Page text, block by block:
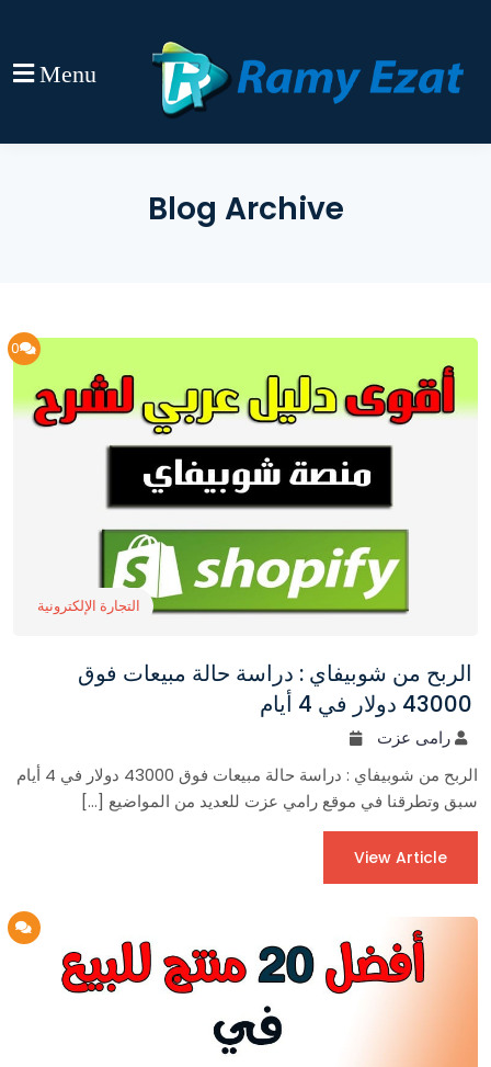
Menu
Blog Archive
0
التجارة الإلكترونية
الربح من شوبيفاي : دراسة حالة مبيعات فوق
43000 دولار في 4 أيام
رامى عزت
الربح من شوبيفاي : دراسة حالة مبيعات فوق 43000 دولار في 4 أيام
سبق وتطرقنا في موقع رامي عزت للعديد من المواضيع […]
View Article